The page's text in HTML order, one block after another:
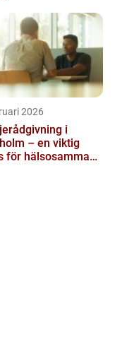
2026
i
– en viktig
för hälsosamma